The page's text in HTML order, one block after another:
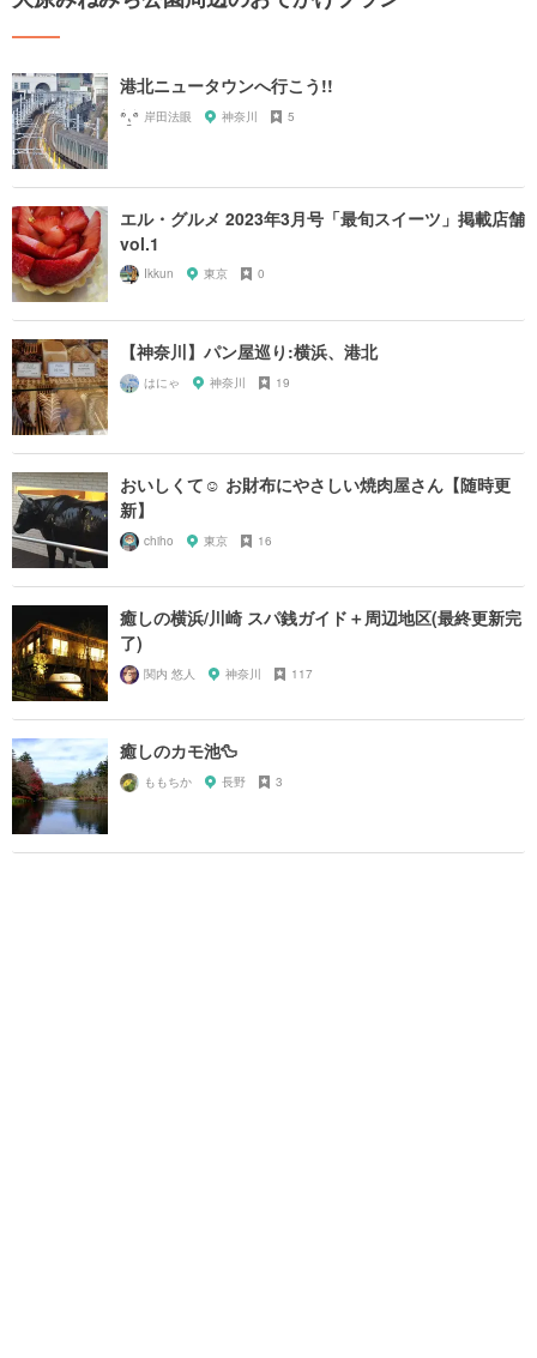
港北ニュータウンへ行こう!!
岸田法眼 神奈川 5
エル・グルメ 2023年3月号「最旬スイーツ」掲載店舗
vol.1
Ikkun 東京 0
【神奈川】パン屋巡り:横浜、港北
はにゃ 神奈川 19
おいしくて☺︎ お財布にやさしい焼肉屋さん【随時更
新】
chiho 東京 16
癒しの横浜/川崎 スパ銭ガイド＋周辺地区(最終更新完
了)
関内 悠人 神奈川 117
癒しのカモ池🦆
ももちか 長野 3